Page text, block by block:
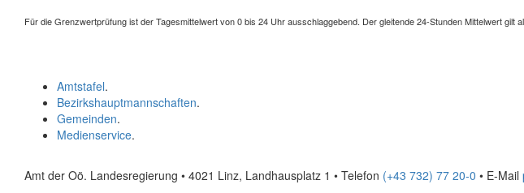
Für die Grenzwertprüfung ist der Tagesmittelwert von 0 bis 24 Uhr ausschlaggebend. Der gleitende 24-Stunden Mittelwert gilt
Amtstafel.
Bezirkshauptmannschaften.
Gemeinden.
Medienservice.
Amt der Oö. Landesregierung • 4021 Linz, Landhausplatz 1 • Telefon (+43 732) 77 20-0 • E-Mail